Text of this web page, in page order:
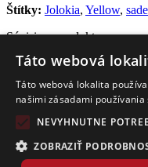
Štítky: Jolokia, Yellow,
Súvisiace produkty
Chilli kompót
Habanero, Bhut Ghost
7,50€Bez DPH: 6,30€
Táto webová
Táto webová lokalita
našimi zásadami používania
NEVYHNUTNE
ZOBRAZIŤ